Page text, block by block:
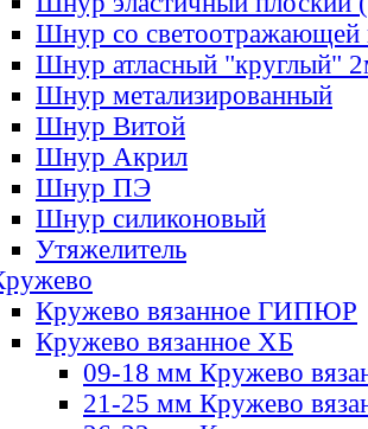
Шнур со светоотражающей
Шнур атласный "круглый"
Шнур метализированный
Шнур Витой
Шнур Акрил
Шнур ПЭ
Шнур силиконовый
Утяжелитель
Кружево вязанное ГИПЮР
Кружево вязанное ХБ
09-18 мм Кружево
21-25 мм Кружево